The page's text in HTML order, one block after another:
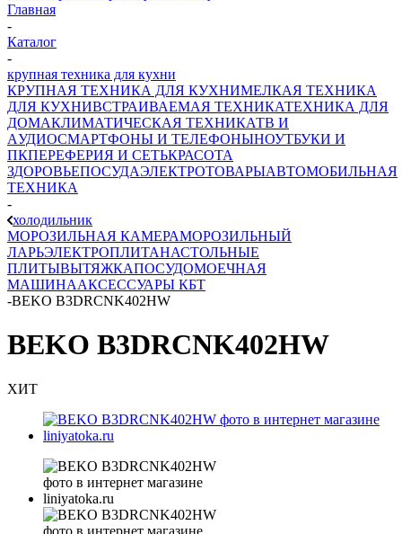
Главная
-
Каталог
-
крупная техника для кухни
КРУПНАЯ ТЕХНИКА ДЛЯ КУХНИМЕЛКАЯ ТЕХНИКА
ДЛЯ КУХНИВСТРАИВАЕМАЯ ТЕХНИКАТЕХНИКА ДЛЯ
ДОМАКЛИМАТИЧЕСКАЯ ТЕХНИКАТВ И
AУДИОСМАРТФОНЫ И ТЕЛЕФОНЫНОУТБУКИ И
ПКПЕРЕФЕРИЯ И СЕТЬКРАСОТА
ЗДОРОВЬЕПОСУДАЭЛЕКТРОТОВАРЫАВТОМОБИЛЬНАЯ
ТЕХНИКА
-
холодильник
МОРОЗИЛЬНАЯ КАМЕРАМОРОЗИЛЬНЫЙ
ЛАРЬЭЛЕКТРОПЛИТАНАСТОЛЬНЫЕ
ПЛИТЫВЫТЯЖКАПОСУДОМОЕЧНАЯ
МАШИНААКСЕССУАРЫ КБТ
-BEKO B3DRCNK402HW
BEKO B3DRCNK402HW
ХИТ